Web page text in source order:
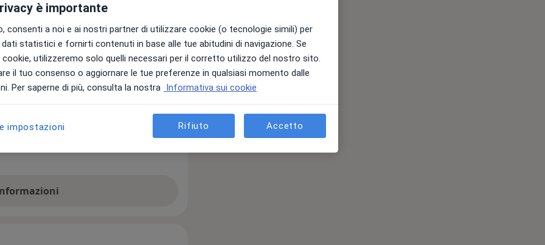
Altre specializzazioni
convenzionato con il servizio
dialitici in regime
anni abbiamo aggiunto
che usufruiscono della dialisi.
dell’azienda in genere tanto da
2015, organismo di certificazione
è importante
consenti a noi e ai nostri partner di utilizzare cookie (o tecnologie simili) per
statistici e fornirti contenuti in base alle tue abitudini di navigazione. Se
utilizzeremo solo quelli necessari per il corretto utilizzo del nostro sito.
il tuo consenso o aggiornare le tue preferenze in qualsiasi momento dalle
Per saperne di più, consulta la nostra Informativa sui cookie
impostazioni Rifiuto Accetto